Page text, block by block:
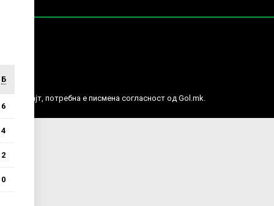
Б
6
4
2
0
веб сајт, потребна е писмена согласност од Gol.mk.